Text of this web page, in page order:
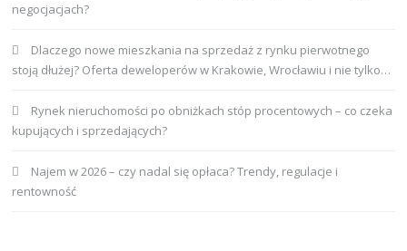
negocjacjach?
Dlaczego nowe mieszkania na sprzedaż z rynku pierwotnego
stoją dłużej? Oferta deweloperów w Krakowie, Wrocławiu i nie tylko…
Rynek nieruchomości po obniżkach stóp procentowych – co czeka
kupujących i sprzedających?
Najem w 2026 – czy nadal się opłaca? Trendy, regulacje i
rentowność